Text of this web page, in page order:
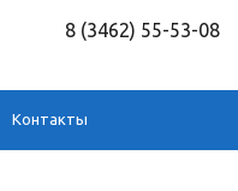
8 (3462) 55-53-08
Контакты